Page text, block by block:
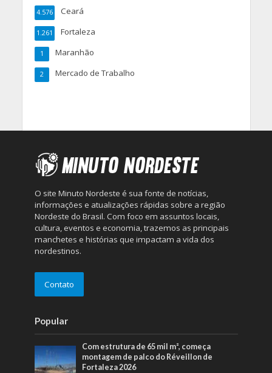
Ceará
4.576
Fortaleza
1.261
Maranhão
1
Mercado de Trabalho
2
O site Minuto Nordeste é sua fonte de notícias,
informações e atualizações rápidas sobre a região
Nordeste do Brasil. Com foco em assuntos locais,
cultura, eventos e economia, trazemos as principais
manchetes e histórias que impactam a vida dos
nordestinos.
Contato
Popular
Com estrutura de 65 mil m², começa
montagem de palco do Réveillon de
Fortaleza 2026